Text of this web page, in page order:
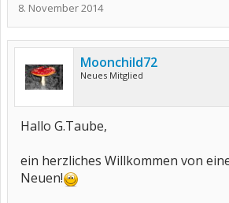
8. November 2014
Moonchild72
Neues Mitglied
Hallo G.Taube,
ein herzliches Willkommen von
Neuen!